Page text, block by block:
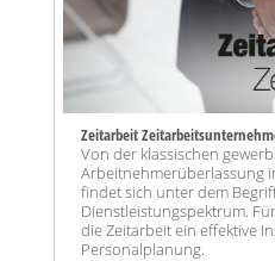
Zeitarbeit
Von der klassischen
Arbeitnehmerüberlassung
findet sich unter dem
Dienstleistungspektrum.
die Zeitarbeit ein effektive
Personalplanung.